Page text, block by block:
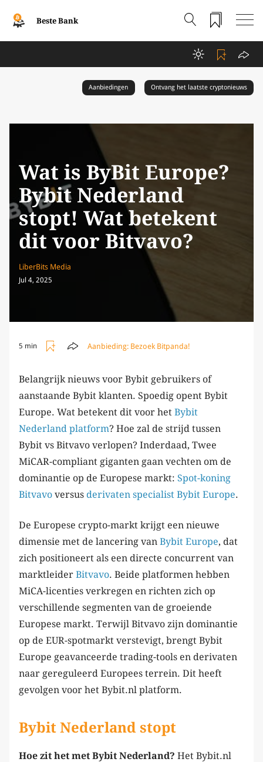
Beste Bank
Aanbiedingen Ontvang het laatste cryptonieuws
Wat is ByBit Europe?
Bybit Nederland
stopt! Wat betekent
dit voor Bitvavo?
LiberBits Media
Jul 4, 2025
5 min Aanbieding: Bezoek Bitpanda!
Belangrijk nieuws voor Bybit gebruikers of
aanstaande Bybit klanten. Spoedig opent Bybit
Europe. Wat betekent dit voor het Bybit
Nederland platform? Hoe zal de strijd tussen
Bybit vs Bitvavo verlopen? Inderdaad, Twee
MiCAR-compliant giganten gaan vechten om de
dominantie op de Europese markt: Spot-koning
Bitvavo versus derivaten specialist Bybit Europe.
De Europese crypto-markt krijgt een nieuwe
dimensie met de lancering van Bybit Europe, dat
zich positioneert als een directe concurrent van
marktleider Bitvavo. Beide platformen hebben
MiCA-licenties verkregen en richten zich op
verschillende segmenten van de groeiende
Europese markt. Terwijl Bitvavo zijn dominantie
op de EUR-spotmarkt verstevigt, brengt Bybit
Europe geavanceerde trading-tools en derivaten
naar gereguleerd Europees terrein. Dit heeft
gevolgen voor het Bybit.nl platform.
Bybit Nederland stopt
Hoe zit het met Bybit Nederland? Het Bybit.nl